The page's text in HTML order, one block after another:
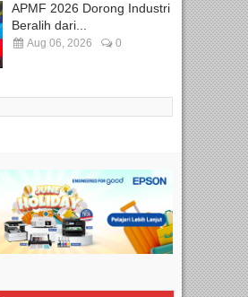
APMF 2026 Dorong Industri
Beralih dari...
Aug 06, 2026 0